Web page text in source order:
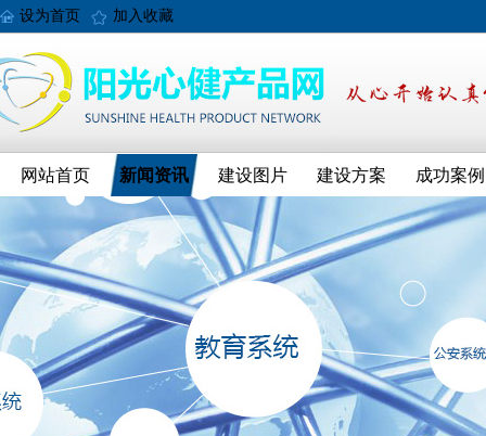
设为首页 加入收藏
网站首页 新闻资讯 建设图片 建设方案 成功案例